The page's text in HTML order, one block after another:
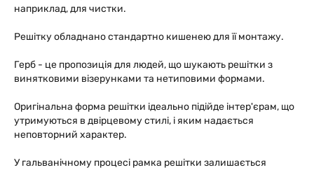
наприклад, для чистки.
Решітку обладнано стандартно кишенею для її монтажу.
Герб - це пропозиція для людей, що шукають решітки з
винятковими візерунками та нетиповими формами.
Оригінальна форма решітки ідеально підійде інтер'єрам, що
утримуються в двірцевому стилі, і яким надається
неповторний характер.
У гальванічному процесі рамка решітки залишається